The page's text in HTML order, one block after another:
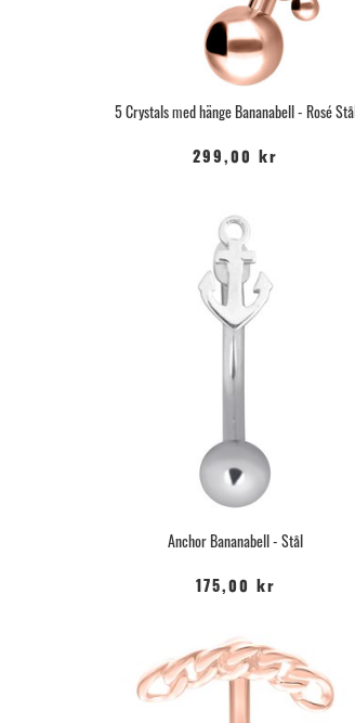
5 Crystals med hänge Bananabell - Rosé Stål
299,00 kr
Anchor Bananabell - Stål
175,00 kr